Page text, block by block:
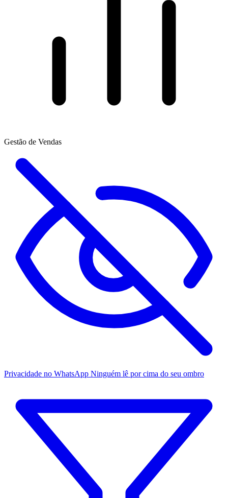
Gestão de Vendas
Privacidade no WhatsApp Ninguém lê por cima do seu ombro